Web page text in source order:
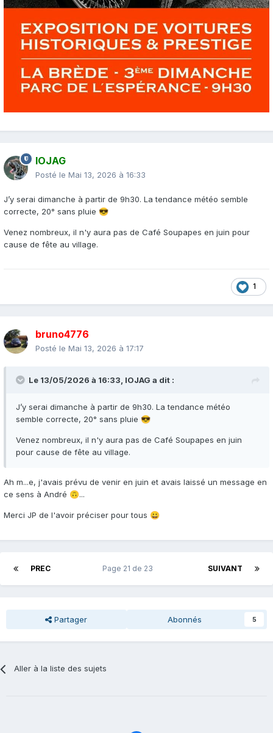
IOJAG
Posté le Mai 13, 2026 à 16:33
J’y serai dimanche à partir de 9h30. La tendance météo semble
correcte, 20° sans pluie 😎
Venez nombreux, il n'y aura pas de Café Soupapes en juin pour
cause de fête au village.
1
bruno4776
Posté le Mai 13, 2026 à 17:17
Le 13/05/2026 à 16:33, IOJAG a dit :
J’y serai dimanche à partir de 9h30. La tendance météo
semble correcte, 20° sans pluie 😎
Venez nombreux, il n'y aura pas de Café Soupapes en juin
pour cause de fête au village.
Ah m...e, j'avais prévu de venir en juin et avais laissé un message en
ce sens à André 🙃...
Merci JP de l'avoir préciser pour tous 😀
PREC SUIVANT
Page 21 de 23
Partager Abonnés 5
Aller à la liste des sujets